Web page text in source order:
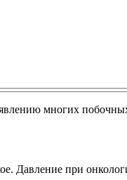
многих
Давление при